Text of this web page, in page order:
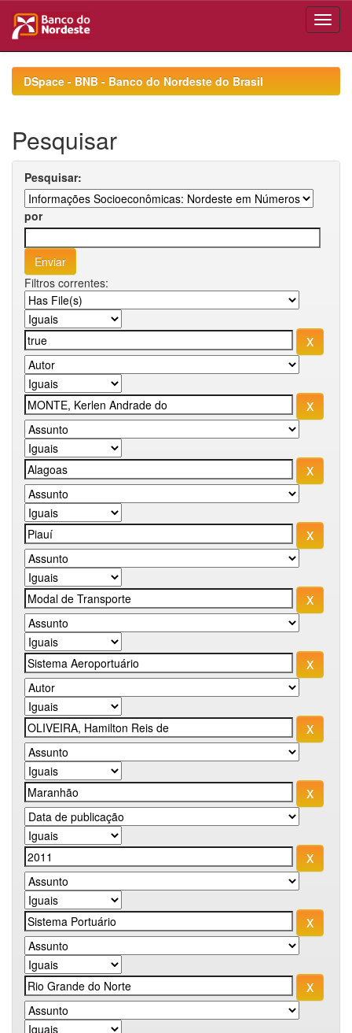
navigationDSpace - BNB - Banco do Nordeste do Brasil
Pesquisar
Pesquisar:
por
Filtros correntes: